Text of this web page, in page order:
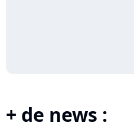
+ de news :